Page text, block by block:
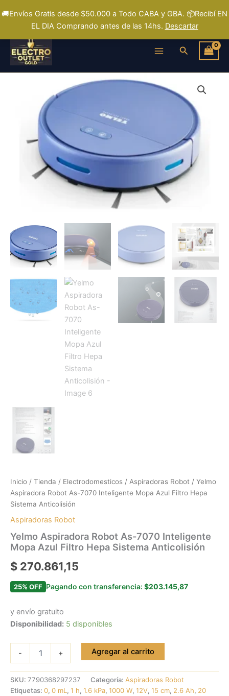
🚚Envíos Gratis desde $50.000 a Todo CABA y GBA. 📦Recibí EN
EL DIA Comprando antes de las 14hs. Descartar
al
contenido
Buscar
Inicio / Tienda / Electrodomesticos / Aspiradoras Robot / Yelmo
Aspiradora Robot As-7070 Inteligente Mopa Azul Filtro Hepa
Sistema Anticolisión
Aspiradoras Robot
Yelmo Aspiradora Robot As-7070 Inteligente
Mopa Azul Filtro Hepa Sistema Anticolisión
$ 270.861,15
25% OFF Pagando con transferencia: $203.145,87
y envío gratuito
Disponibilidad: 5 disponibles
-
Inteligente
Mopa
Sistema
+ Agregar al carrito
SKU: 7790368297237 Categoría: Aspiradoras Robot
Etiquetas: 0, 0 mL, 1 h, 1.6 kPa, 1000 W, 12V, 15 cm, 2.6 Ah, 20